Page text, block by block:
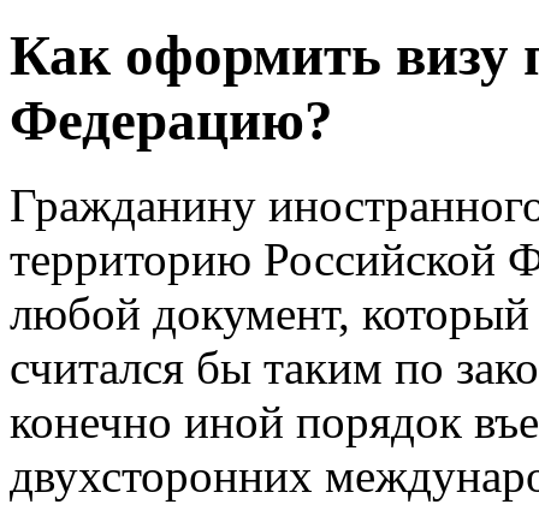
Как оформить визу
Федерацию?
Гражданину
территорию Российской
любой документ, который
считался бы таким по
конечно иной порядок
двухсторонних